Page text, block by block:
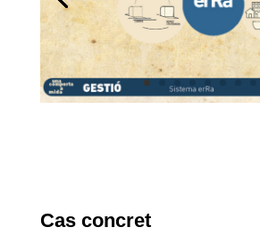
Cas concret